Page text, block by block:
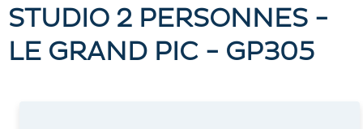
STUDIO 2 PERSONNES -
LE GRAND PIC - GP305